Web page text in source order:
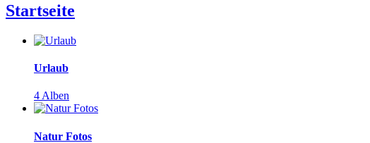
Startseite
Urlaub
4 Alben
Natur Fotos